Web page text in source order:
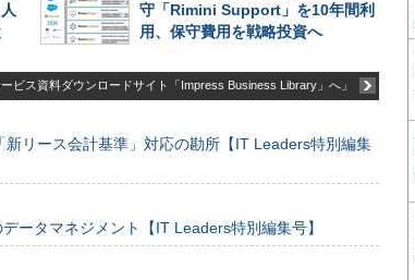
守「Rimini Support」を10年間利
用、保守費用を戦略投資へ
ービス資料ダウンロードサイト「Impress Business Library」へ」
リース会計基準」対応の勘所【IT Leaders特別編集
ータマネジメント【IT Leaders特別編集号】